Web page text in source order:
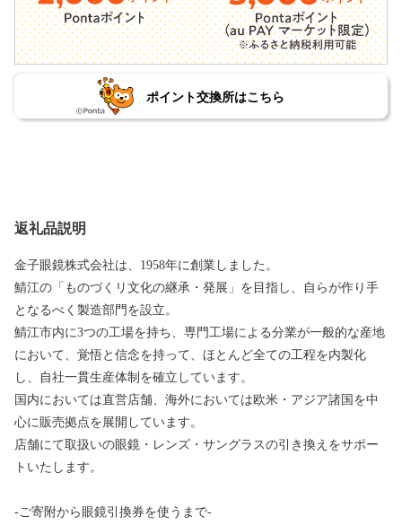
ポイント交換所はこちら
返礼品説明
金子眼鏡株式会社は、1958年に創業しました。
鯖江の「ものづくリ文化の継承・発展」を目指し、自らが作り手
となるべく製造部門を設立。
鯖江市内に3つの工場を持ち、専門工場による分業が一般的な産地
において、覚悟と信念を持って、ほとんど全ての工程を内製化
し、自社一貫生産体制を確立しています。
国内においては直営店舗、海外においては欧米・アジア諸国を中
心に販売拠点を展開しています。
店舗にて取扱いの眼鏡・レンズ・サングラスの引き換えをサポー
トいたします。
-ご寄附から眼鏡引換券を使うまで-